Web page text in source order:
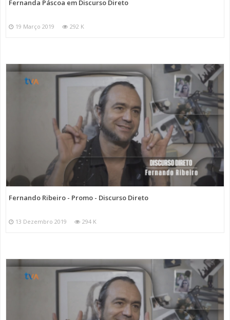
Fernanda Páscoa em Discurso Direto
19 Março 2019 292 K
Fernando Ribeiro - Promo - Discurso Direto
13 Dezembro 2019 294 K